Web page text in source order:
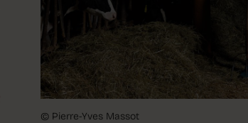
© Pierre-Yves Massot